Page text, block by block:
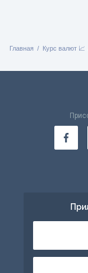
Главная Курс валют 📈